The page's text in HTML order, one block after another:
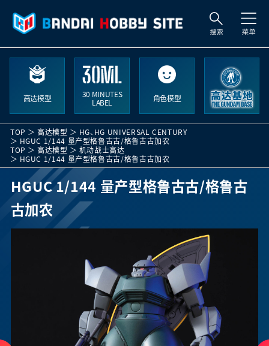
高达模型
30 MINUTES
LABEL
角色模型
TOP 高达模型 HG、 HG UNIVERSAL CENTURY
HGUC 1/144 量产型格鲁古古/格鲁古古加农
TOP
高达模型
机动战士高达
HGUC 1/144 量产型格鲁古古/格鲁古古加农
HGUC 1/144 量产型格鲁古古/格鲁古
古加农